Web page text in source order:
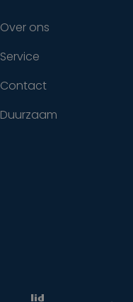
Over ons
Service
Contact
Duurzaam